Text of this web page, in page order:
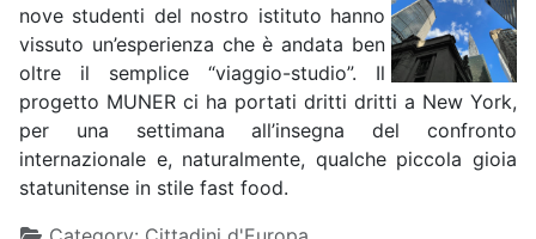
nove studenti del nostro istituto hanno
vissuto un’esperienza che è andata ben
oltre il semplice “viaggio-studio”. Il
progetto MUNER ci ha portati dritti dritti a New York,
per una settimana all’insegna del confronto
internazionale e, naturalmente, qualche piccola gioia
statunitense in stile fast food.
Details